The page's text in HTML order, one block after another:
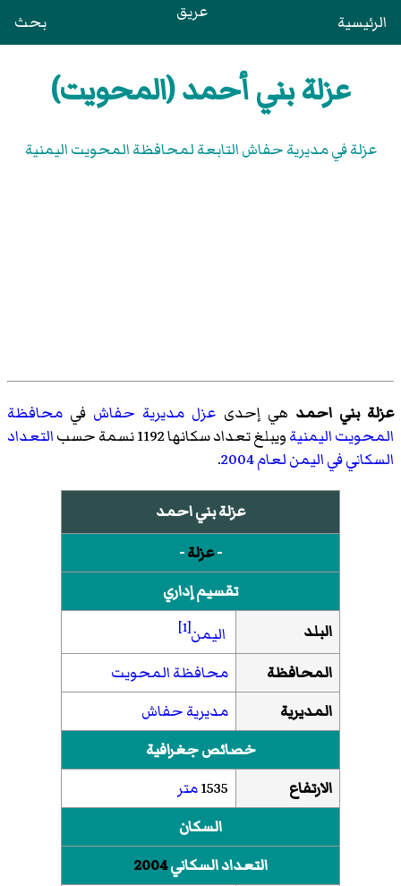
الرئيسية عريق بحث
عزلة بني أحمد (المحويت)
عزلة في مديرية حفاش التابعة لمحافظة المحويت اليمنية
عزلة بني احمد هي إحدى عزل مديرية حفاش في محافظة
المحويتاليمنيةويبلغ تعداد سكانها 1192 نسمة حسب
التعداد
السكاني في اليمن لعام 2004
.
عزلة بني احمد
-عزلة-
تقسيم إداري
البلد
اليمن[1]
المحافظة
محافظة المحويت
المديرية
مديرية حفاش
خصائص جغرافية
الارتفاع
1535متر
السكان
التعداد السكاني2004